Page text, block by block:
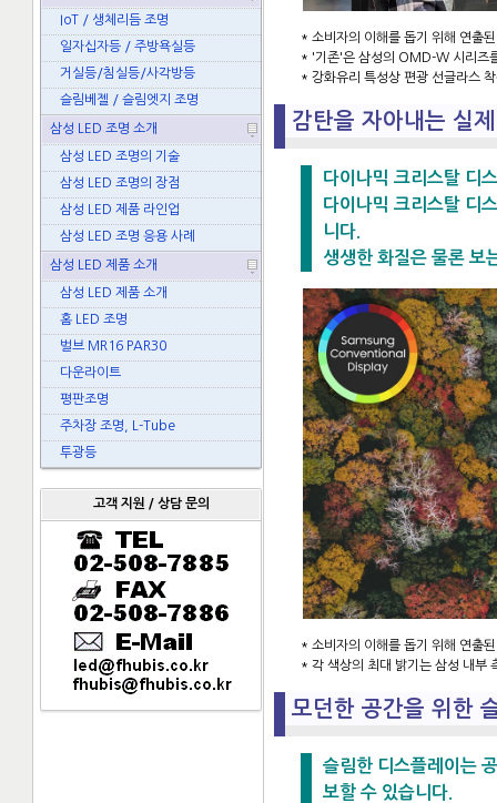
IoT / 생체리듬 조명
일자십자등 / 주방욕실등
거실등/침실등/사각방등
슬림베젤 / 슬림엣지 조명
삼성 LED 조명 소개
삼성 LED 조명의 기술
삼성 LED 조명의 장점
삼성 LED 제품 라인업
삼성 LED 조명 응용 사례
삼성 LED 제품 소개
삼성 LED 제품 소개
홈 LED 조명
벌브 MR16 PAR30
다운라이트
평판조명
주차장 조명, L-Tube
투광등
고객 지원 / 상담 문의
* 소비자의 이해를 돕기 위해 연출
* '기존'은 삼성의 OMD-W 시리즈
* 강화유리 특성상 편광 선글라스
감탄을 자아내는 실
다이나믹 크리스탈 디
다이나믹 크리스탈 디
니다.
생생한 화질은 물론 보
* 소비자의 이해를 돕기 위해 연출
* 각 색상의 최대 밝기는 삼성 내부
모던한 공간을 위한
슬림한 디스플레이는
보할 수 있습니다.